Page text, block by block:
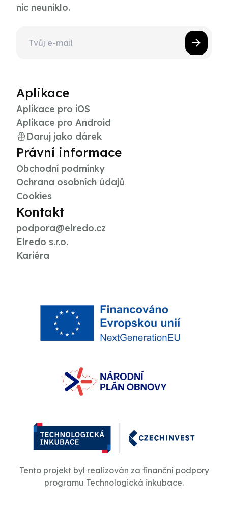
nic neuniklo.
Aplikace
Aplikace pro iOS
Aplikace pro Android
Daruj jako dárek
Právní informace
Obchodní podmínky
Ochrana osobních údajů
Cookies
Kontakt
podpora@elredo.cz
Elredo s.r.o.
Kariéra
Tento projekt byl realizován za finanční podpory
programu Technologická inkubace.